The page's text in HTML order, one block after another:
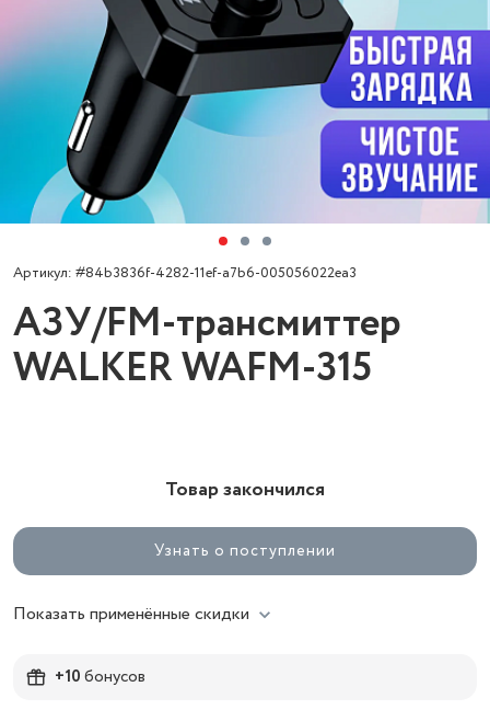
Артикул: #84b3836f-4282-11ef-a7b6-005056022ea3
АЗУ/FM-трансмиттер
WALKER WAFM-315
Товар закончился
Узнать о поступлении
Показать применённые скидки
+10бонусов